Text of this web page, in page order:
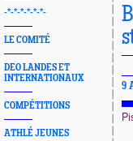
-*-*-*-*-*-*-
LE COMITÉ
DEO LANDES ET
INTERNATIONAUX
COMPÉTITIONS
ATHLÉ JEUNES
9